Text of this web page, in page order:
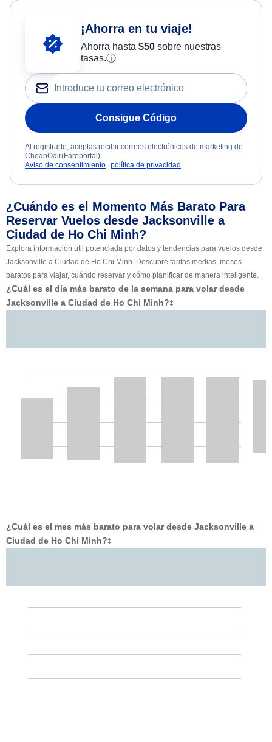
¡Ahorra en tu viaje!
Ahorra hasta $50sobre nuestras
tasas.ⓘ
Consigue Código
Al registrarte, aceptas recibir correos electrónicos de marketing de
CheapOair(Fareportal).
Aviso de consentimiento política de privacidad
¿Cuándo es el Momento Más Barato Para
Reservar Vuelos desde Jacksonville a
Ciudad de Ho Chi Minh?
Explora información útil potenciada por datos y tendencias para vuelos desde
Jacksonville a Ciudad de Ho Chi Minh. Descubre tarifas medias, meses
baratos para viajar, cuándo reservar y cómo planificar de manera inteligente.
¿Cuál es el día más barato de la semana para volar desde
Jacksonville a Ciudad de Ho Chi Minh?‡
¿Cuál es el mes más barato para volar desde Jacksonville a
Ciudad de Ho Chi Minh?‡